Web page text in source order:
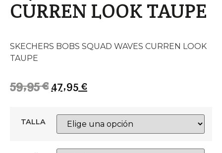
CURREN LOOK TAUPE
SKECHERS BOBS SQUAD WAVES CURREN LOOK
TAUPE
59,95€ 47,95 €
TALLA